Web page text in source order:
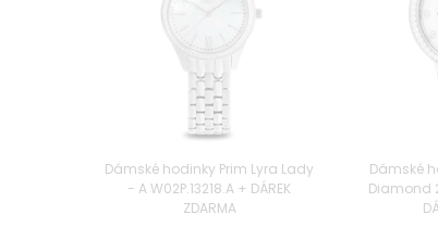
Dámské hodinky Prim Lyra Lady
- A W02P.13218.A + DÁREK
ZDARMA
Dámské
Diamond